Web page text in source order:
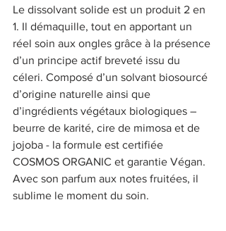
Le dissolvant solide est un produit 2 en
1. Il démaquille, tout en apportant un
réel soin aux ongles grâce à la présence
d’un principe actif breveté issu du
céleri. Composé d’un solvant biosourcé
d’origine naturelle ainsi que
d’ingrédients végétaux biologiques –
beurre de karité, cire de mimosa et de
jojoba - la formule est certifiée
COSMOS ORGANIC et garantie Végan.
Avec son parfum aux notes fruitées, il
sublime le moment du soin.